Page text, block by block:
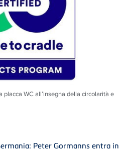
WC all’insegna della circolarità e
Peter Gormanns entra in